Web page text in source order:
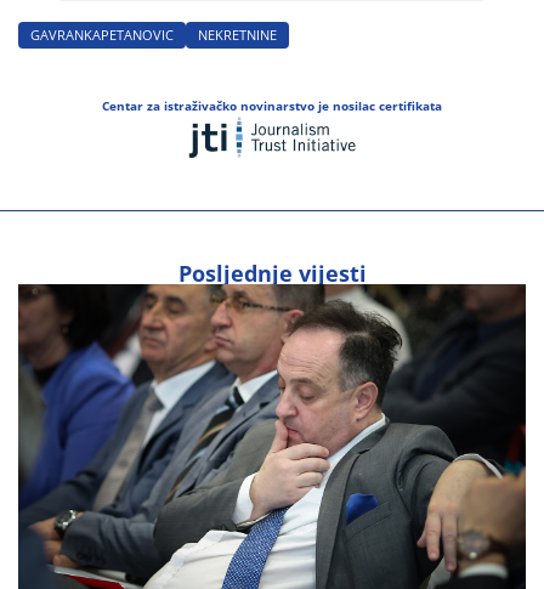
GAVRANKAPETANOVIC NEKRETNINE
Centar za istraživačko novinarstvo je nosilac certifikata
Posljednje vijesti